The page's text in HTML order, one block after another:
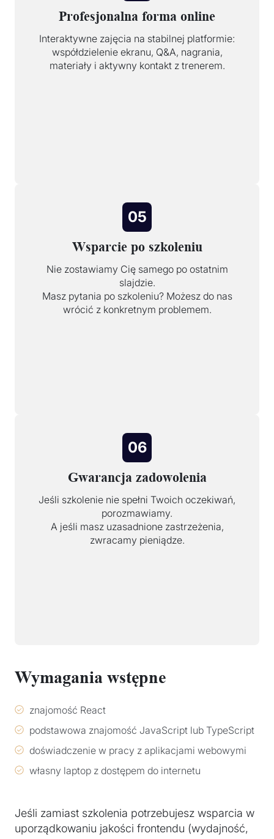
Profesjonalna forma online
Interaktywne zajęcia na stabilnej platformie:
współdzielenie ekranu, Q&A, nagrania,
materiały i aktywny kontakt z trenerem.
05
Wsparcie po szkoleniu
Nie zostawiamy Cię samego po ostatnim
slajdzie.
Masz pytania po szkoleniu? Możesz do nas
wrócić z konkretnym problemem.
06
Gwarancja zadowolenia
Jeśli szkolenie nie spełni Twoich oczekiwań,
porozmawiamy.
A jeśli masz uzasadnione zastrzeżenia,
zwracamy pieniądze.
Wymagania wstępne
znajomość React
podstawowa znajomość JavaScript lub TypeScript
doświadczenie w pracy z aplikacjami webowymi
własny laptop z dostępem do internetu
Jeśli zamiast szkolenia potrzebujesz wsparcia w
uporządkowaniu jakości frontendu (wydajność,